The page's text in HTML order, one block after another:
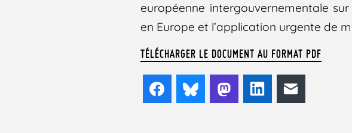
européenne intergouvernementale
en Europe et l’application urgente de
TÉLÉCHARGER LE DOCUMENT AU FORMAT PDF
FacebookBlueskyMastodonLinkedIn